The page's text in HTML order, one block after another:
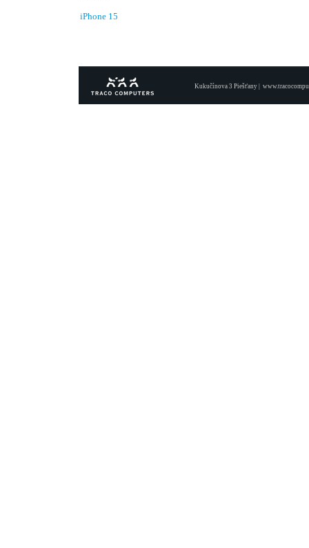
iPhone 15
Kukučínova 3 Piešťany |